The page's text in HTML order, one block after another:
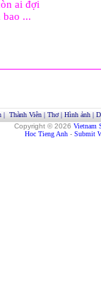
ai đợi
bao ...
| Thành Viên| Thơ| Hình ảnh|
Copyright © 2026 Vietnam
Hoc Tieng Anh - Submit